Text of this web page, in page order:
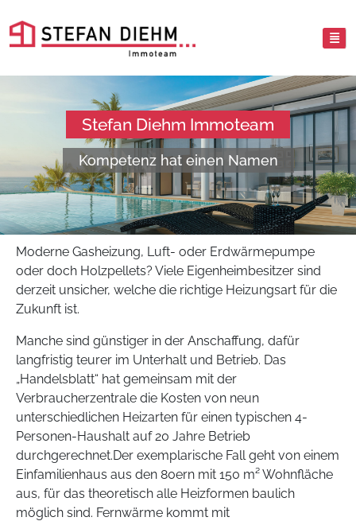
Stefan Diehm Immoteam
Kompetenz hat einen Namen
Moderne Gasheizung, Luft- oder Erdwärmepumpe
oder doch Holzpellets? Viele Eigenheimbesitzer sind
derzeit unsicher, welche die richtige Heizungsart für die
Zukunft ist.
Manche sind günstiger in der Anschaffung, dafür
langfristig teurer im Unterhalt und Betrieb. Das
„Handelsblatt“ hat gemeinsam mit der
Verbraucherzentrale die Kosten von neun
unterschiedlichen Heizarten für einen typischen 4-
Personen-Haushalt auf 20 Jahre Betrieb
durchgerechnet.Der exemplarische Fall geht von einem
Einfamilienhaus aus den 80ern mit 150 m² Wohnfläche
aus, für das theoretisch alle Heizformen baulich
möglich sind. Fernwärme kommt mit